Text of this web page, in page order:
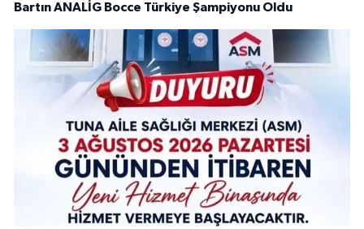
Bartın ANALİG Bocce Türkiye Şampiyonu Oldu